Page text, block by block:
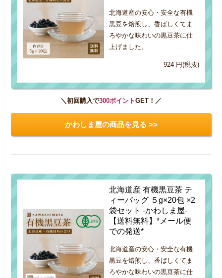
北海道産の安心・安全な有機
黒豆を焙煎し、香ばしくてま
ろやかな味わいの黒豆茶に仕
上げました。
924 円(税抜)
＼初回購入で300ポイントGET！／
かわしま屋の商品を見る >>
北海道産 有機黒豆茶 テ
ィーバッグ ５g×20包 ×2
袋セット -かわしま屋-
【送料無料】*メール便
での発送*
北海道産の安心・安全な有機
黒豆を焙煎し、香ばしくてま
ろやかな味わいの黒豆茶に仕